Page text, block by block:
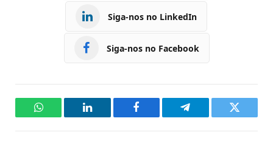
Siga-nos no LinkedIn
Siga-nos no Facebook
WhatsAppLinkedIn Facebook Telegram Twitter